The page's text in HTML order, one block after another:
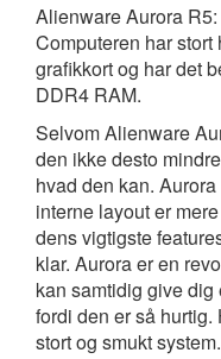
Alienware Aurora
Computeren har
grafikkort og har det
DDR4 RAM.
Selvom Alienware
den ikke desto
hvad den kan.
interne layout er
dens vigtigste
klar. Aurora er en
kan samtidig give dig
fordi den er så
stort og smukt system.